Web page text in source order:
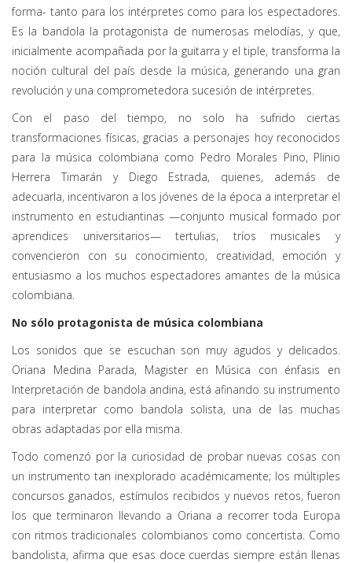
forma- tanto para los intérpretes como para los espectadores.
Es la bandola la protagonista de numerosas melodías, y que,
inicialmente acompañada por la guitarra y el tiple, transforma la
noción cultural del país desde la música, generando una gran
revolución y una comprometedora sucesión de intérpretes.
Con el paso del tiempo, no solo ha sufrido ciertas
transformaciones físicas, gracias a personajes hoy reconocidos
para la música colombiana como Pedro Morales Pino, Plinio
Herrera Timarán y Diego Estrada, quienes, además de
adecuarla, incentivaron a los jóvenes de la época a interpretar el
instrumento en estudiantinas —conjunto musical formado por
aprendices universitarios— tertulias, tríos musicales y
convencieron con su conocimiento, creatividad, emoción y
entusiasmo a los muchos espectadores amantes de la música
colombiana.
No sólo protagonista de música colombiana
Los sonidos que se escuchan son muy agudos y delicados.
Oriana Medina Parada, Magister en Música con énfasis en
Interpretación de bandola andina, está afinando su instrumento
para interpretar como bandola solista, una de las muchas
obras adaptadas por ella misma.
Todo comenzó por la curiosidad de probar nuevas cosas con
un instrumento tan inexplorado académicamente; los múltiples
concursos ganados, estímulos recibidos y nuevos retos, fueron
los que terminaron llevando a Oriana a recorrer toda Europa
con ritmos tradicionales colombianos como concertista. Como
bandolista, afirma que esas doce cuerdas siempre están llenas